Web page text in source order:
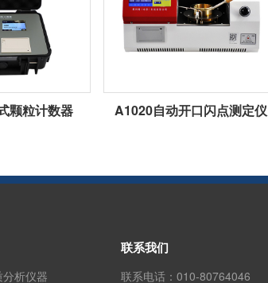
颗粒计数器 A1020自动开口闪点测定仪
析仪器
联系我们
联系电话： 010-80764046